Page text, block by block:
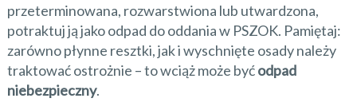
przeterminowana, rozwarstwiona lub utwardzona,
potraktuj ją jako odpad do oddania w PSZOK. Pamiętaj:
zarówno płynne resztki, jak i wyschnięte osady należy
traktować ostrożnie – to wciąż może byćodpad
niebezpieczny.